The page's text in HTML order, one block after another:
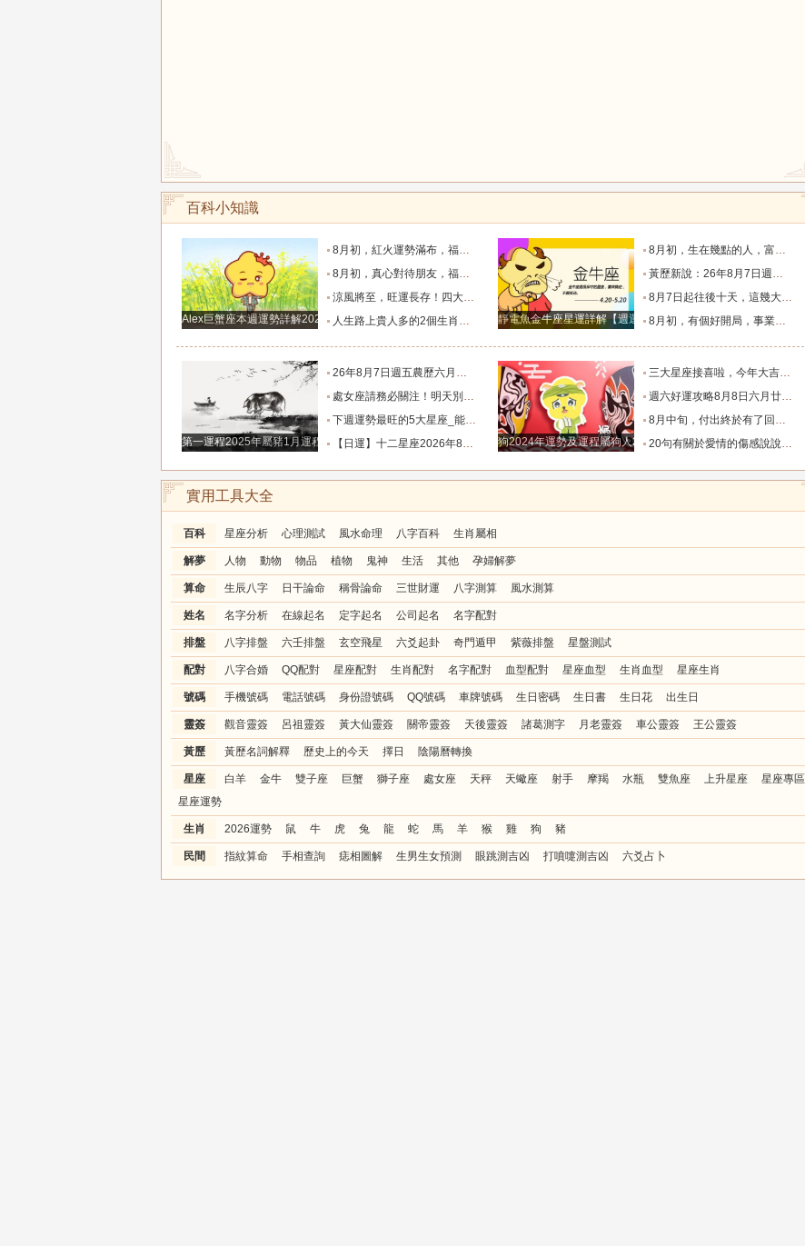
百科小知識
Alex巨蟹座本週運勢詳解2024.12.23-12.29
8月初，紅火運勢滿布，福氣源源不斷的四個星座，日子美滿_朋友_獅子座_雙子座
8月初，真心對待朋友，福氣不缺，事業和生意蒸蒸日上的四個星座_合作中_金牛座_雙子座
涼風將至，旺運長存！四大生肖的福氣要陪他們走過四季輪回_葉常青_守護_季節
人生路上貴人多的2個生肖女，紅火財運在身，擁有美滿愛情！_生活_總能_事業
靜電魚金牛座星運詳解【週運2024年12月9日-12月15日】
8月初，生在幾點的人，富有才情，桃花旺盛，和氣生財過一生_天秤座_獅子座_關係
黃歷新說：26年8月7日週五農歷六月廿五，十二生肖宜忌吉兇早知道_吉神_日子_朋友
8月7日起往後十天，這幾大生肖財神安穩落座，聚財納福家底日漸變得厚實富足_池池_財運_時間
8月初，有個好開局，事業賺錢多，升職快，福氣指數高的4個星座_財運亨通_獅子座_天蠍座
第一運程2025年屬豬1月運程解析
26年8月7日週五農歷六月廿五十二生肖運勢及注意事項_工作_話說_生活
處女座請務必關注！明天別再自我委屈，趕走爛桃花和破財的陰霾！_宇宙_機會_方也會
下週運勢最旺的5大星座_能量_木星_獅子座
【日運】十二星座2026年8月8日運勢播報_方面_感情_工作時
狗2024年運勢及運程屬狗人2024運勢好嗎
三大星座接喜啦，今年大吉大利，財氣逼人，榮華富貴擋不住。_天蠍座_財富_智慧
週六好運攻略8月8日六月廿六，十二生肖運勢及注意事項_調和_衣飾_事務
8月中旬，付出終於有了回報的三個星座，日子一天天好起來_那件_時間_結果
20句有關於愛情的傷感說說，每一句都很傷感！_生命_光芒_獨角戲
實用工具大全
百科 星座分析 心理測試 風水命理 八字百科 生肖屬相
解夢 人物 動物 物品 植物 鬼神 生活 其他 孕婦解夢
算命 生辰八字 日干論命 稱骨論命 三世財運 八字測算 風水測算
姓名 名字分析 在線起名 定字起名 公司起名 名字配對
排盤 八字排盤 六壬排盤 玄空飛星 六爻起卦 奇門遁甲 紫薇排盤 星盤測試
配對 八字合婚 QQ配對 星座配對 生肖配對 名字配對 血型配對 星座血型 生肖血型 星座生肖
號碼 手機號碼 電話號碼 身份證號碼 QQ號碼 車牌號碼 生日密碼 生日書 生日花 出生日
靈簽 觀音靈簽 呂祖靈簽 黃大仙靈簽 關帝靈簽 天後靈簽 諸葛測字 月老靈簽 車公靈簽 王公靈簽
黃歷 黃歷名詞解釋 歷史上的今天 擇日 陰陽曆轉換
星座 白羊 金牛 雙子座 巨蟹 獅子座 處女座 天秤 天蠍座 射手 摩羯 水瓶 雙魚座 上升星座
星座專區
星座運勢
生肖 2026運勢 鼠 牛 虎 兔 龍 蛇 馬 羊 猴 雞 狗 豬
民間 指紋算命 手相查詢 痣相圖解 生男生女預測 眼跳測吉凶 打噴嚏測吉凶 六爻占卜
猴 雞 狗